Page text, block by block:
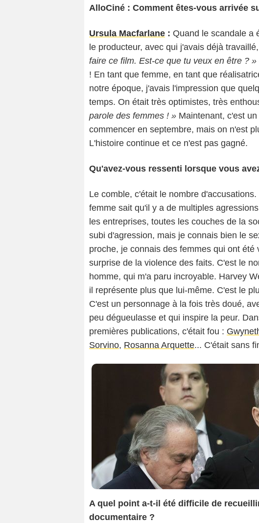
AlloCiné : Comment êtes-vous arrivée
Ursula Macfarlane : Quand le scandale a
le producteur, avec qui j'avais déjà
faire ce film. Est-ce que tu veux en être ? »
! En tant que femme, en tant que
notre époque, j'avais l'impression que
temps. On était très optimistes, très
parole des femmes ! » Maintenant, c'est
commencer en septembre, mais on n'est
L'histoire continue et ce n'est pas gagné.
Qu'avez-vous ressenti lorsque vous
Le comble, c'était le nombre
femme sait qu'il y a de multiples
les entreprises, toutes les couches de la
subi d'agression, mais je connais bien le
proche, je connais des femmes qui ont
surprise de la violence des faits. C'est le
homme, qui m'a paru incroyable. Harvey
il représente plus que lui-même. C'est le
C'est un personnage à la fois très doué,
peu dégueulasse et qui inspire la peur.
premières publications, c'était fou :
Sorvino, Rosanna Arquette... C'était sans
A quel point a-t-il été difficile de
documentaire ?